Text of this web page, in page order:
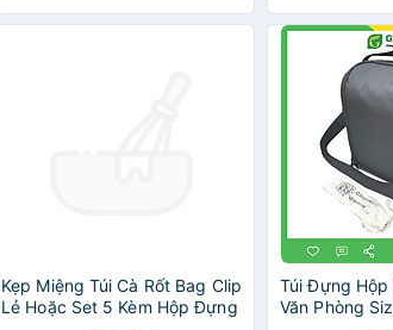
Kẹp Miệng Túi Cà Rốt Bag Clip
Lẻ Hoặc Set 5 Kèm Hộp Đựng
Túi Đựng Hộp
Văn Phòng